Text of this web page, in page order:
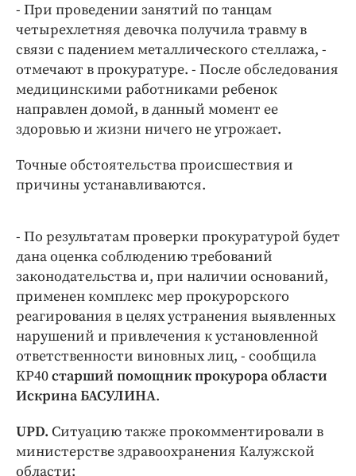
- При проведении занятий по танцам
четырехлетняя девочка получила травму в
связи с падением металлического стеллажа, -
отмечают в прокуратуре. - После обследования
медицинскими работниками ребенок
направлен домой, в данный момент ее
здоровью и жизни ничего не угрожает.
Точные обстоятельства происшествия и
причины устанавливаются.
- По результатам проверки прокуратурой будет
дана оценка соблюдению требований
законодательства и, при наличии оснований,
применен комплекс мер прокурорского
реагирования в целях устранения выявленных
нарушений и привлечения к установленной
ответственности виновных лиц, - сообщила
KP40старший помощник прокурора области
Искрина БАСУЛИНА.
UPD. Ситуацию также прокомментировали в
министерстве здравоохранения Калужской
области: